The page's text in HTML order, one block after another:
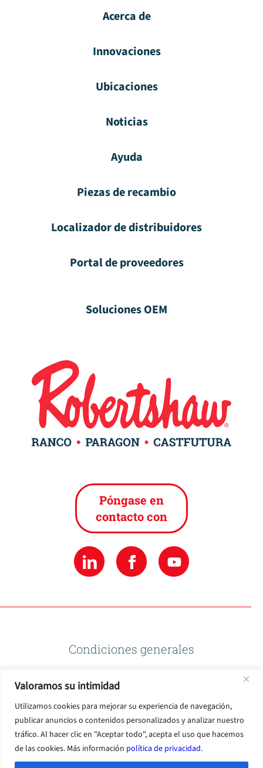
Valoramos su intimidad
Utilizamos cookies para mejorar su experiencia de navegación,
publicar anuncios o contenidos personalizados y analizar nuestro
tráfico. Al hacer clic en "Aceptar todo", acepta el uso que hacemos
de las cookies. Más información política de privacidad.
Acerca de
Innovaciones
Ubicaciones
Noticias
Ayuda
Piezas de recambio
Localizador de distribuidores
Portal de proveedores
Soluciones OEM
Póngase en
contacto con
Condiciones generales
Política de privacidad
Condiciones de uso